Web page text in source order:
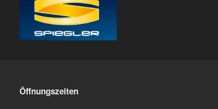
Öffnungszeiten